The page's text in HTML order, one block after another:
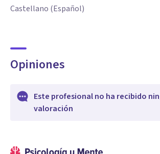
Castellano (Español)
Opiniones
Este profesional no ha recibido
valoración